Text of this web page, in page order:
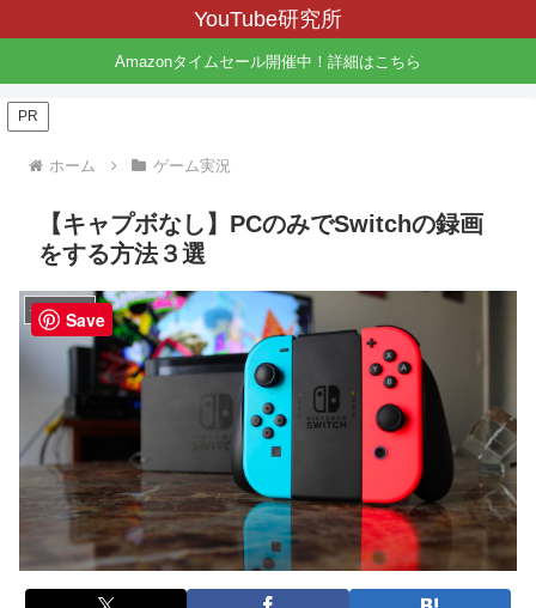
YouTube研究所
Amazonタイムセール開催中！詳細はこちら
PR
ホーム ゲーム実況
【キャプボなし】PCのみでSwitchの録画
をする方法３選
ゲーム実況Save